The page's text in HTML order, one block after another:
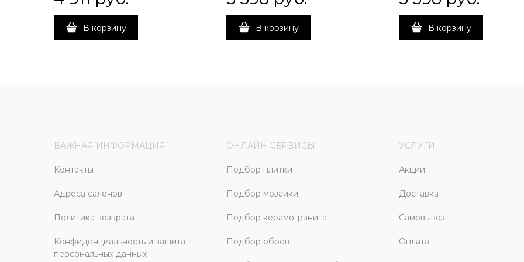
В корзину В корзину В корзину
ВАЖНАЯ ИНФОРМАЦИЯ
Контакты
Адреса салонов
Политика возврата
Конфиденциальность и защита
персональных данных
ОНЛАЙН-СЕРВИСЫ
Подбор плитки
Подбор мозаики
Подбор керамогранита
Подбор обоев
УСЛУГИ
Акции
Доставка
Самовывоз
Оплата